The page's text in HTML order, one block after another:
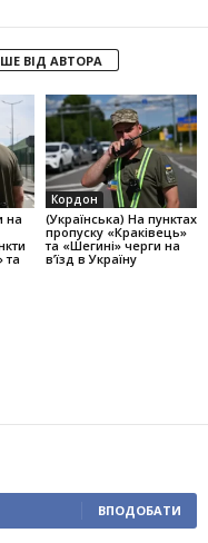
ВІД АВТОРА
на
та
Кордон
(Українська) На пунктах
пропуску «Краківець»
та «Шегині» черги на
в’їзд в Україну
ВПОДОБАТИ